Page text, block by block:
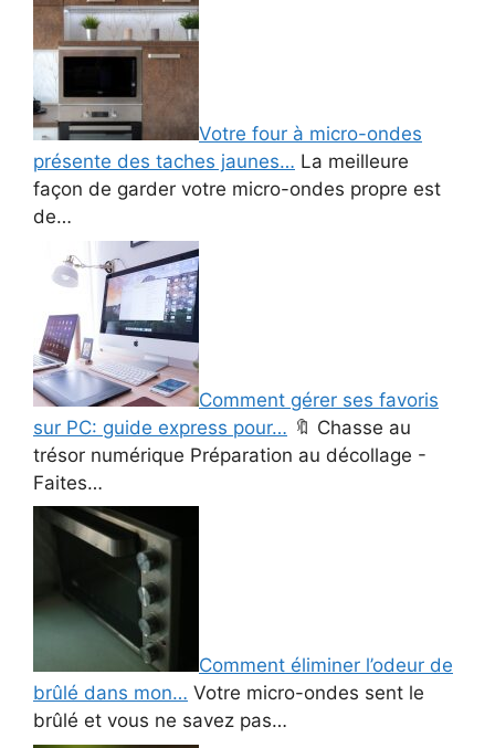
Votre four à micro-ondes
présente des taches jaunes… La meilleure
façon de garder votre micro-ondes propre est
de…
Comment gérer ses favoris
sur PC: guide express pour… 🔖 Chasse au
trésor numérique Préparation au décollage -
Faites…
Comment éliminer l’odeur de
brûlé dans mon… Votre micro-ondes sent le
brûlé et vous ne savez pas…